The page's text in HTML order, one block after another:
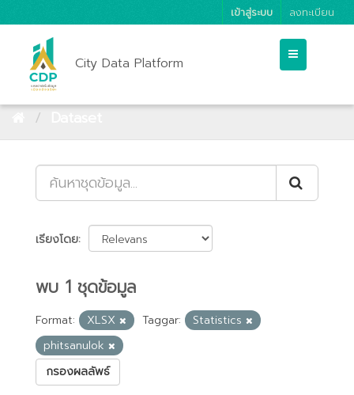
เข้าสู่ระบบ ลงทะเบียน
City Data Platform
เรียงโดย
พบ 1 ชุดข้อมูล
Format: XLSX Taggar:
Statistics
phitsanulok
กรองผลลัพธ์